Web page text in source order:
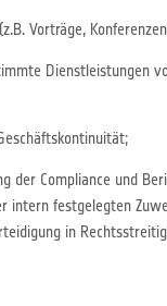
Vorträge,
Dienstleistungen
Compliance und
intern festgelegten
in